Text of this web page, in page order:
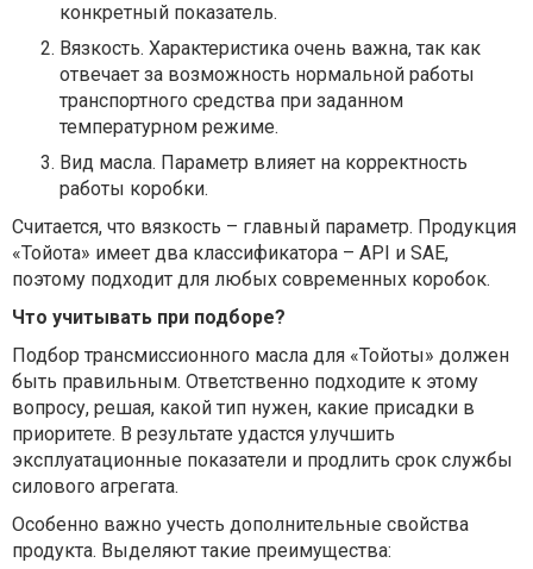
конкретный показатель.
Вязкость. Характеристика очень важна, так как
отвечает за возможность нормальной работы
транспортного средства при заданном
температурном режиме.
Вид масла. Параметр влияет на корректность
работы коробки.
Считается, что вязкость – главный параметр. Продукция
«Тойота» имеет два классификатора – API и SAE,
поэтому подходит для любых современных коробок.
Что учитывать при подборе?
Подбор трансмиссионного масла для «Тойоты» должен
быть правильным. Ответственно подходите к этому
вопросу, решая, какой тип нужен, какие присадки в
приоритете. В результате удастся улучшить
эксплуатационные показатели и продлить срок службы
силового агрегата.
Особенно важно учесть дополнительные свойства
продукта. Выделяют такие преимущества: